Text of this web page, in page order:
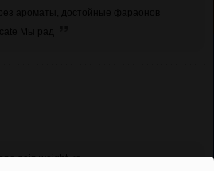
ароматы, достойные фараонов
Мы рад
gain weight <a